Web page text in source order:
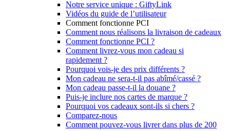
Notre service unique : GiftyLink
Vidéos du guide de l’utilisateur
Comment fonctionne PCI
Comment nous réalisons la livraison de cadeaux
Comment fonctionne PCI ?
Comment livrez-vous mon cadeau si
rapidement ?
Pourquoi vois-je des prix différents ?
Mon cadeau ne sera-t-il pas abîmé/cassé ?
Mon cadeau passe-t-il la douane ?
Puis-je inclure nos cartes de marque ?
Pourquoi vos cadeaux sont-ils si chers ?
Comparez-nous
Comment pouvez-vous livrer dans plus de 200